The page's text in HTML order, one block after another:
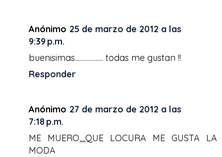
Anónimo 25 de marzo de 2012 a las
9:39 p.m.
buenisimas................... todas me gustan !!
Responder
Anónimo 27 de marzo de 2012 a las
7:18 p.m.
ME MUERO,,,,QUE LOCURA ME GUSTA LA
MODA